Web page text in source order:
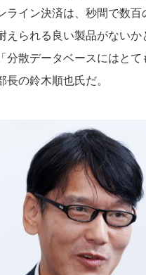
ライン決済は、秒間で数
えられる良い製品がない
分散データベースにはと
の鈴木順也氏だ。